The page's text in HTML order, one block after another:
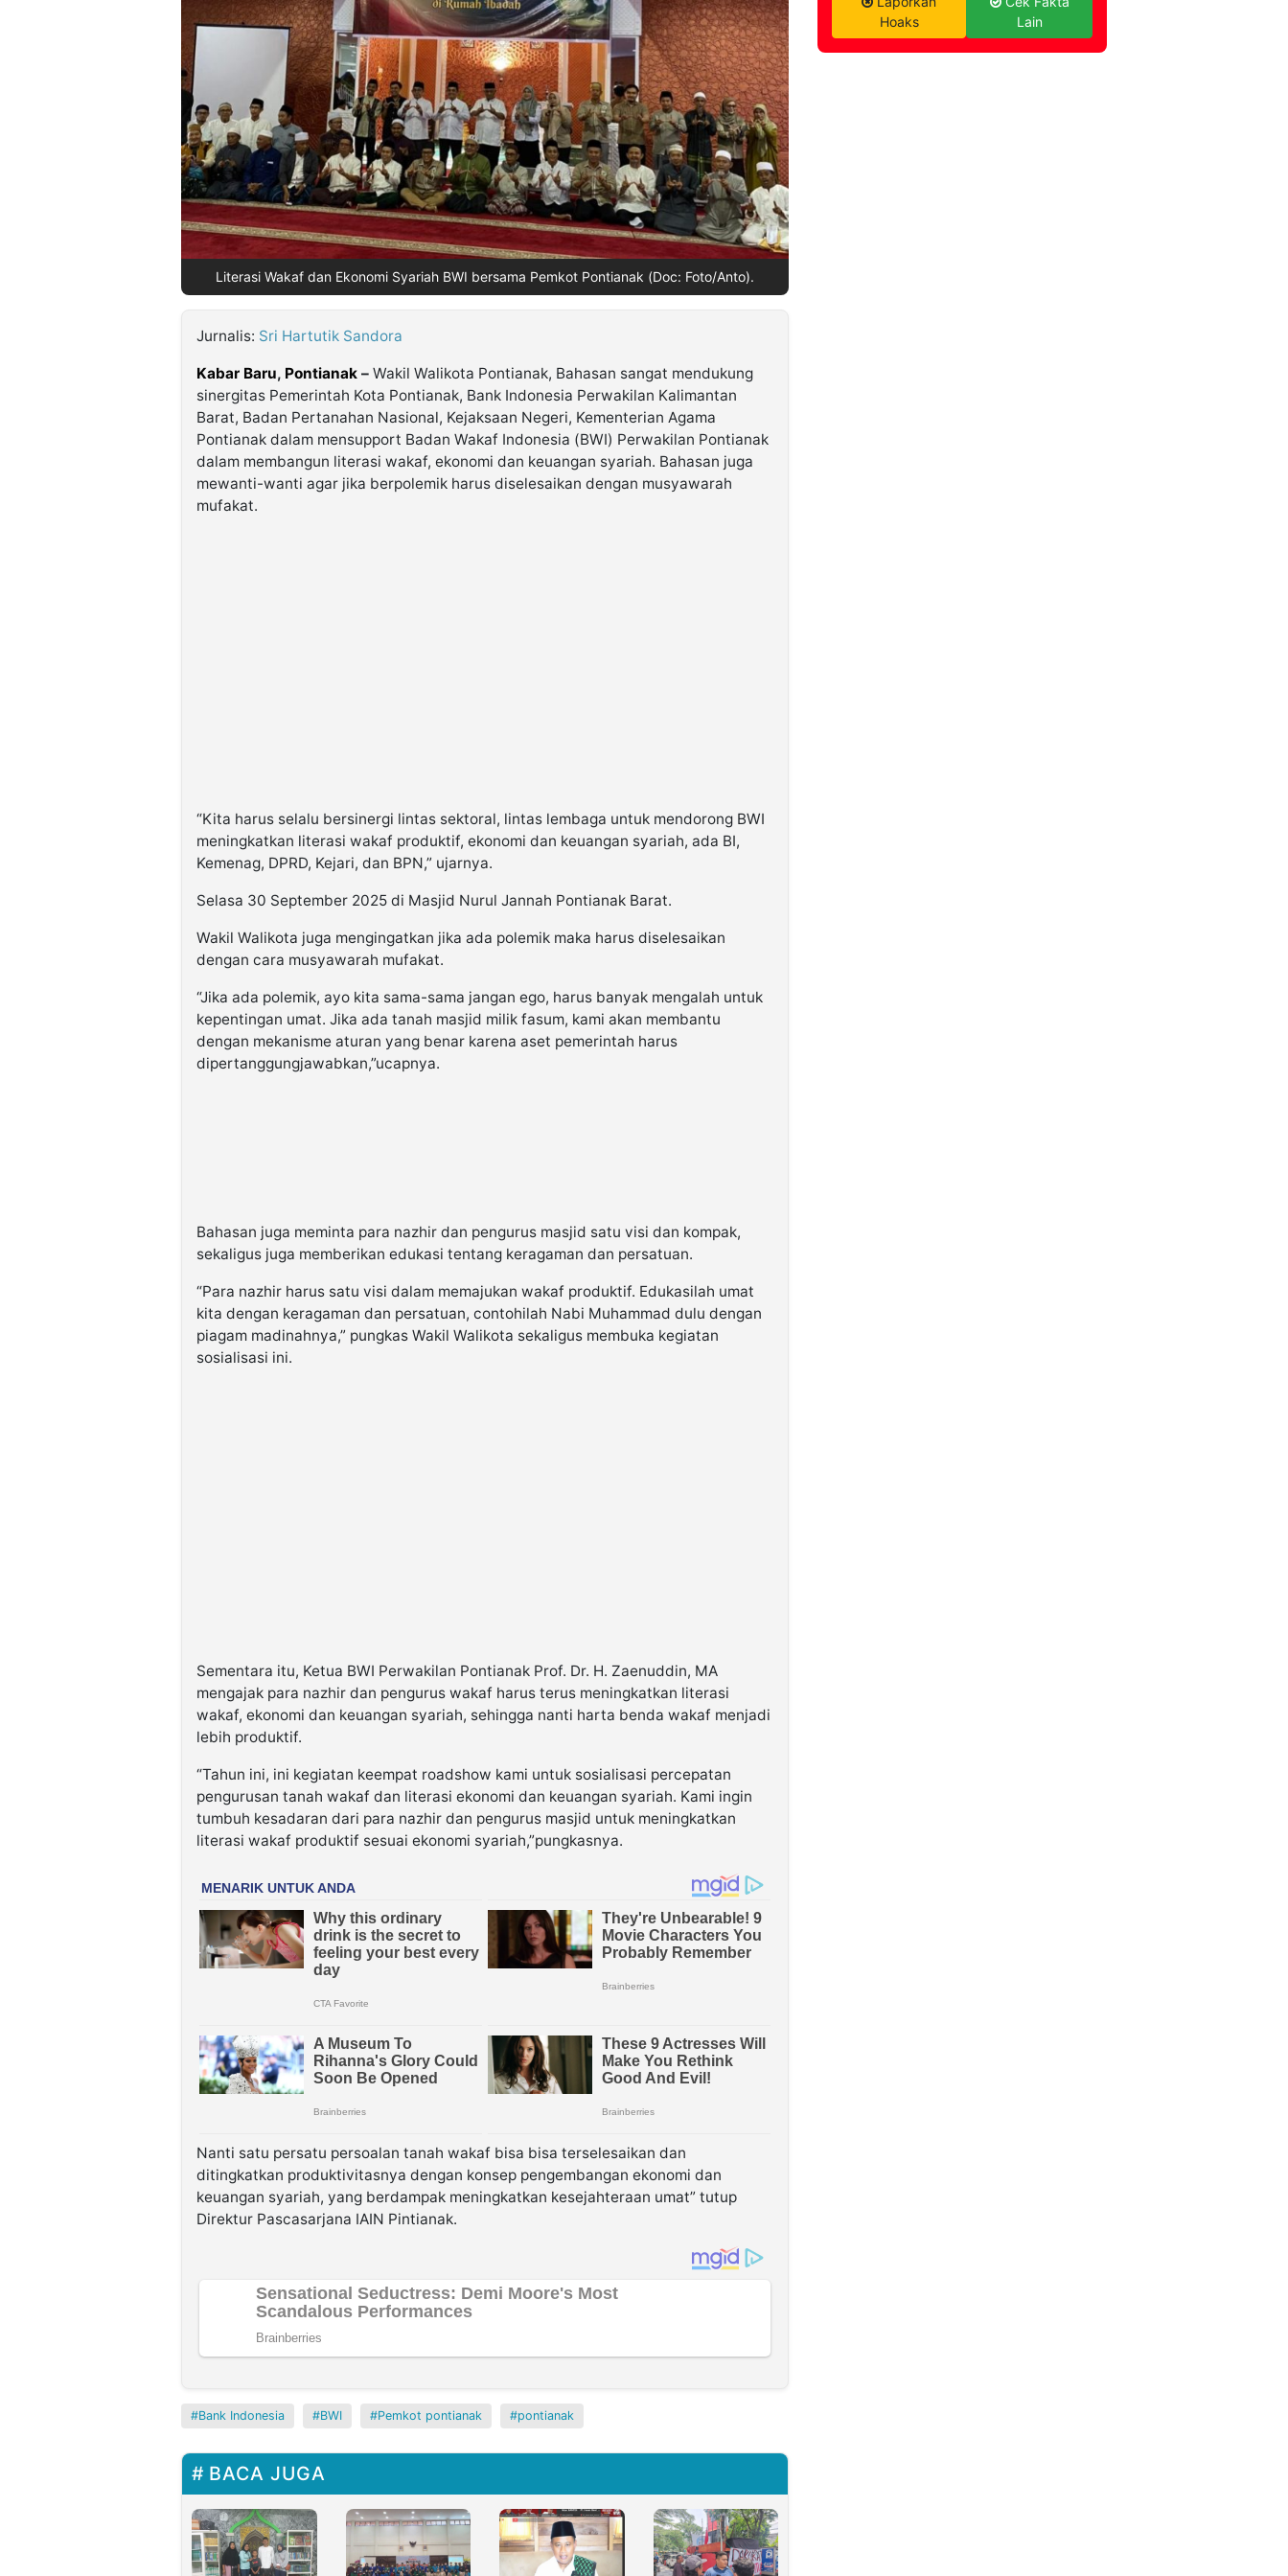
Literasi Wakaf dan Ekonomi Syariah BWI bersama Pemkot Pontianak (Doc: Foto/Anto).
Jurnalis: Sri Hartutik Sandora
Kabar Baru, Pontianak – Wakil Walikota Pontianak, Bahasan sangat mendukung
sinergitas Pemerintah Kota Pontianak, Bank Indonesia Perwakilan Kalimantan
Barat, Badan Pertanahan Nasional, Kejaksaan Negeri, Kementerian Agama
Pontianak dalam mensupport Badan Wakaf Indonesia (BWI) Perwakilan Pontianak
dalam membangun literasi wakaf, ekonomi dan keuangan syariah. Bahasan juga
mewanti-wanti agar jika berpolemik harus diselesaikan dengan musyawarah
mufakat.
“Kita harus selalu bersinergi lintas sektoral, lintas lembaga untuk mendorong BWI
meningkatkan literasi wakaf produktif, ekonomi dan keuangan syariah, ada BI,
Kemenag, DPRD, Kejari, dan BPN,” ujarnya.
Selasa 30 September 2025 di Masjid Nurul Jannah Pontianak Barat.
Wakil Walikota juga mengingatkan jika ada polemik maka harus diselesaikan
dengan cara musyawarah mufakat.
“Jika ada polemik, ayo kita sama-sama jangan ego, harus banyak mengalah untuk
kepentingan umat. Jika ada tanah masjid milik fasum, kami akan membantu
dengan mekanisme aturan yang benar karena aset pemerintah harus
dipertanggungjawabkan,”ucapnya.
Bahasan juga meminta para nazhir dan pengurus masjid satu visi dan kompak,
sekaligus juga memberikan edukasi tentang keragaman dan persatuan.
“Para nazhir harus satu visi dalam memajukan wakaf produktif. Edukasilah umat
kita dengan keragaman dan persatuan, contohilah Nabi Muhammad dulu dengan
piagam madinahnya,” pungkas Wakil Walikota sekaligus membuka kegiatan
sosialisasi ini.
Sementara itu, Ketua BWI Perwakilan Pontianak Prof. Dr. H. Zaenuddin, MA
mengajak para nazhir dan pengurus wakaf harus terus meningkatkan literasi
wakaf, ekonomi dan keuangan syariah, sehingga nanti harta benda wakaf menjadi
lebih produktif.
“Tahun ini, ini kegiatan keempat roadshow kami untuk sosialisasi percepatan
pengurusan tanah wakaf dan literasi ekonomi dan keuangan syariah. Kami ingin
tumbuh kesadaran dari para nazhir dan pengurus masjid untuk meningkatkan
literasi wakaf produktif sesuai ekonomi syariah,”pungkasnya.
Nanti satu persatu persoalan tanah wakaf bisa bisa terselesaikan dan
ditingkatkan produktivitasnya dengan konsep pengembangan ekonomi dan
keuangan syariah, yang berdampak meningkatkan kesejahteraan umat” tutup
Direktur Pascasarjana IAIN Pintianak.
Bank Indonesia BWI Pemkot pontianak pontianak
BACA JUGA
Hoaks
Lain